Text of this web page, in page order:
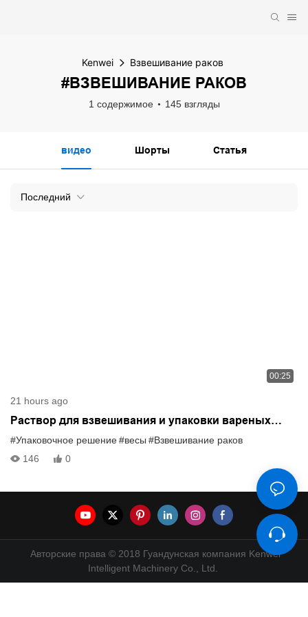
Kenwei Взвешивание раков
#ВЗВЕШИВАНИЕ РАКОВ
1 содержимое 145 взгляды
видео Шорты Статья
Последний
00:25
21 hours ago
Раствор для взвешивания и упаковки вареных
раков
#Упаковочное решение#весы #Взвешивание раков
146
0
Авторские права © 2018 Гуандунская компания Kenwei
Intelligent Machinery Co., Ltd.